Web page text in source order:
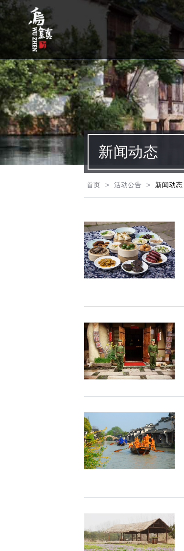
新闻动态
首页 > 活动公告 > 新闻动态